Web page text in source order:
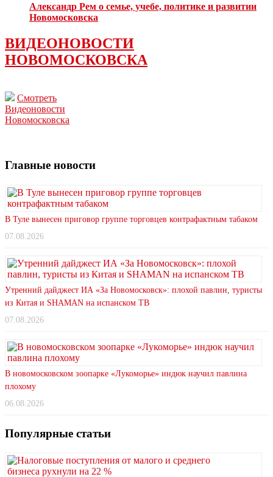
Александр Рем о семье, учебе, политике и развитии
Новомосковска
ВИДЕОНОВОСТИ
НОВОМОСКОВСКА
Смотреть
Видеоновости
Новомосковска
Главные новости
В Туле вынесен приговор группе торговцев контрафактным табаком
07.08.2026
Утренний дайджест ИА «За Новомосковск»: плохой павлин, туристы
из Китая и SHAMAN на испанском ТВ
07.08.2026
В новомосковском зоопарке «Лукоморье» индюк научил павлина
плохому
06.08.2026
Популярные статьи